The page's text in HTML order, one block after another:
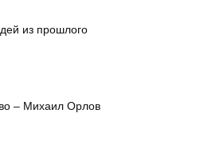
из прошлого
– Михаил Орлов